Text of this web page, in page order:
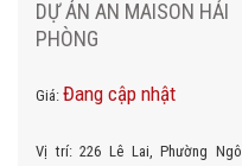
DỰ ÁN AN MAISON HẢI
PHÒNG
Giá: Đang cập nhật
Vị trí:226 Lê Lai, Phường Ngô